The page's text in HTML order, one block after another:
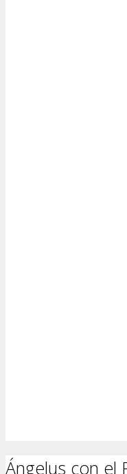
Ángelus con el